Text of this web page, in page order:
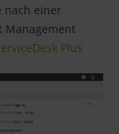
nach einer
Management
Plus